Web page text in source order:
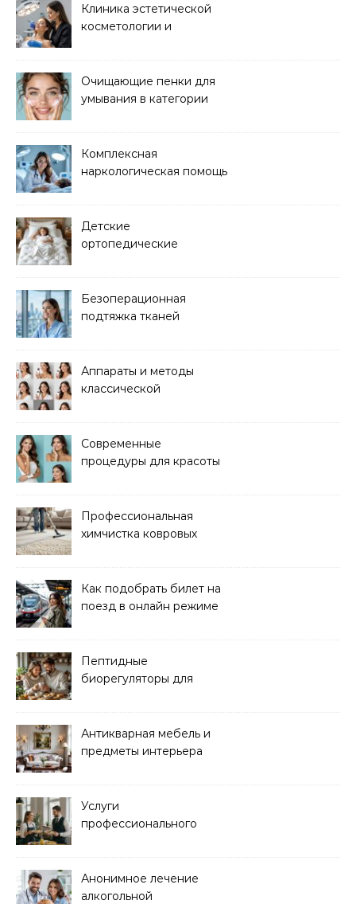
Клиника эстетической
косметологии и
Очищающие пенки для
умывания в категории
Комплексная
наркологическая помощь
Детские
ортопедические
Безоперационная
подтяжка тканей
Аппараты и методы
классической
Современные
процедуры для красоты
Профессиональная
химчистка ковровых
Как подобрать билет на
поезд в онлайн режиме
Пептидные
биорегуляторы для
Антикварная мебель и
предметы интерьера
Услуги
профессионального
формата
Анонимное лечение
алкогольной